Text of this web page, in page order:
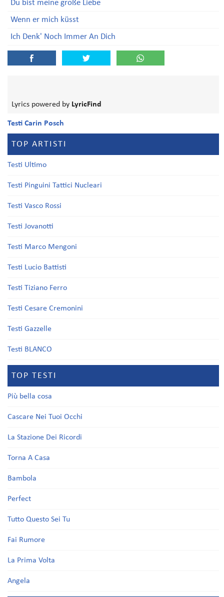
Du bist meine große Liebe
Wenn er mich küsst
Ich Denk' Noch Immer An Dich
Lyrics powered by LyricFind
Testi Carin Posch
TOP ARTISTI
Testi Ultimo
Testi Pinguini Tattici Nucleari
Testi Vasco Rossi
Testi Jovanotti
Testi Marco Mengoni
Testi Lucio Battisti
Testi Tiziano Ferro
Testi Cesare Cremonini
Testi Gazzelle
Testi BLANCO
TOP TESTI
Più bella cosa
Cascare Nei Tuoi Occhi
La Stazione Dei Ricordi
Torna A Casa
Bambola
Perfect
Tutto Questo Sei Tu
Fai Rumore
La Prima Volta
Angela